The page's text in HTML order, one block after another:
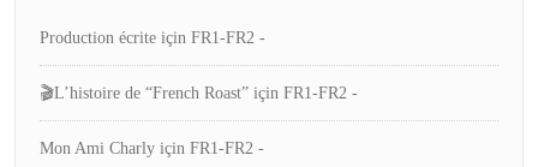
Production écrite için FR1-FR2 -
🎬L’histoire de “French Roast” için FR1-FR2 -
Mon Ami Charly için FR1-FR2 -